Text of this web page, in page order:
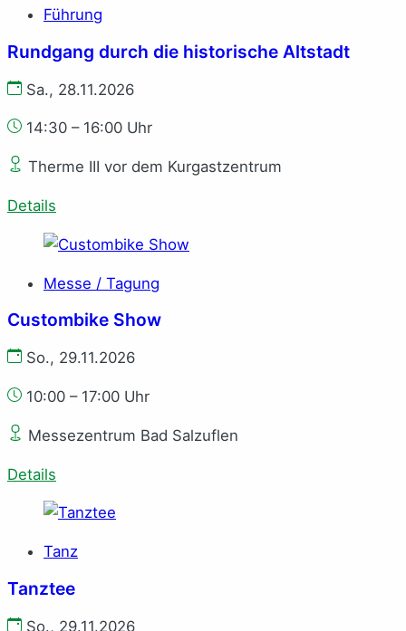
Führung
Rundgang durch die historische Altstadt
Sa., 28.11.2026
14:30 – 16:00 Uhr
Therme III vor dem Kurgastzentrum
Details
Messe / Tagung
Custombike Show
So., 29.11.2026
10:00 – 17:00 Uhr
Messezentrum Bad Salzuflen
Details
Tanz
Tanztee
So., 29.11.2026